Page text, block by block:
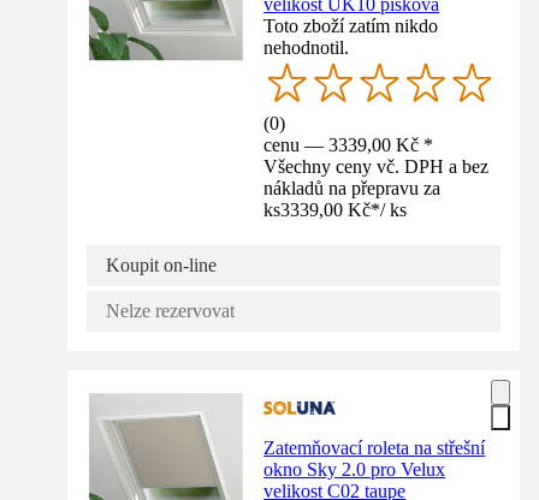
Toto zboží zatím nikdo
nehodnotil.
(0)
cenu — 3339,00 Kč *
Všechny ceny vč. DPH a bez
nákladů na přepravu za
ks3339,00 Kč*/ ks
Koupit on-line
Nelze rezervovat
Zatemňovací roleta na střešní
okno Sky 2.0 pro Velux
velikost C02 taupe